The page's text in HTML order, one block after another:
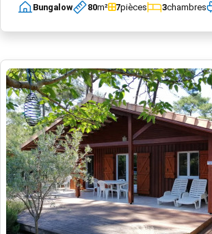
Bungalow 80m² 7pièces 3chambres